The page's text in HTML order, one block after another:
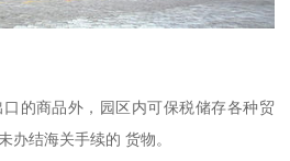
的商品外，园区内可保税储存各种贸
办结海关手续的 货物。